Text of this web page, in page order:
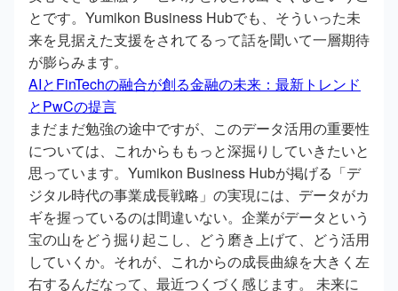
とです。Yumikon Business Hubでも、そういった未
来を見据えた支援をされてるって話を聞いて一層期待
が膨らみます。
AIとFinTechの融合が創る金融の未来：最新トレンド
とPwCの提言
まだまだ勉強の途中ですが、このデータ活用の重要性
については、これからももっと深掘りしていきたいと
思っています。Yumikon Business Hubが掲げる「デ
ジタル時代の事業成長戦略」の実現には、データがカ
ギを握っているのは間違いない。企業がデータという
宝の山をどう掘り起こし、どう磨き上げて、どう活用
していくか。それが、これからの成長曲線を大きく左
右するんだなって、最近つくづく感じます。 未来に